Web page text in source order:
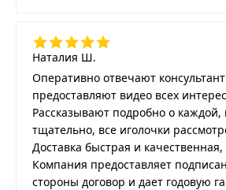
Наталия Ш.
Оперативно отвечают
предоставляют видео всех
Рассказывают подробно о
тщательно, все иголочки
Доставка быстрая и качественная,
Компания предоставляет
стороны договор и дает годовую